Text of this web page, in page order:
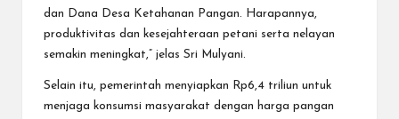
dan Dana Desa Ketahanan Pangan. Harapannya,
produktivitas dan kesejahteraan petani serta nelayan
semakin meningkat,” jelas Sri Mulyani.
Selain itu, pemerintah menyiapkan Rp6,4 triliun untuk
menjaga konsumsi masyarakat dengan harga pangan